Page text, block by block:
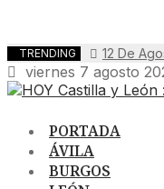
TRENDING 12 De
viernes 7 agosto
PORTADA
ÁVILA
BURGOS